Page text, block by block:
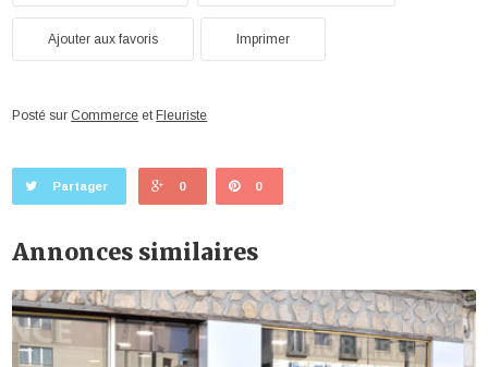
Ajouter aux favoris Imprimer
Posté sur Commerce etFleuriste
Partager 0 0
Annonces similaires